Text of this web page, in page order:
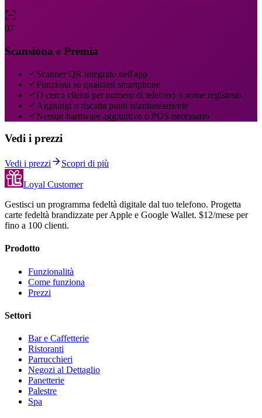
07
Scansiona e Premia
Scanner QR integrato nell'app
Funziona su qualsiasi smartphone
O cerca clienti per numero di telefono o nome registrato
Aggiungi o riscatta punti istantaneamente
Nessun hardware aggiuntivo o POS necessario
Vedi i prezzi
Vedi i prezzi Scopri di più
Loyal Customer
Gestisci un programma fedeltà digitale dal tuo telefono. Progetta
carte fedeltà brandizzate per Apple e Google Wallet. $12/mese per
fino a 100 clienti.
Prodotto
Funzionalità
Come funziona
Prezzi
Settori
Bar e Caffetterie
Ristoranti
Parrucchieri
Negozi al Dettaglio
Panetterie
Palestre
Spa